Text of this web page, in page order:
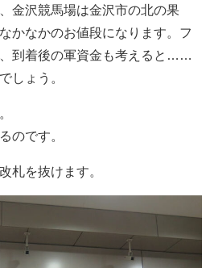
金沢競馬場は金沢市の北の果
かなかのお値段になります。フ
到着後の軍資金も考えると……
しょう。
のです。
札を抜けます。